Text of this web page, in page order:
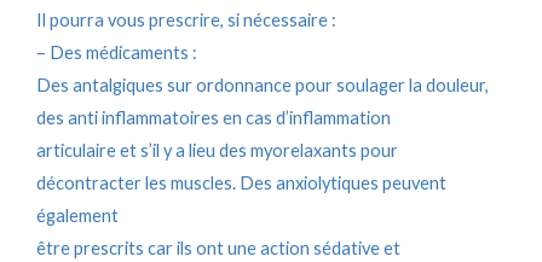
Il pourra vous prescrire, si nécessaire :
– Des médicaments :
Des antalgiques sur ordonnance pour soulager la douleur,
des anti inflammatoires en cas d’inflammation
articulaire et s’il y a lieu des myorelaxants pour
décontracter les muscles. Des anxiolytiques peuvent
également
être prescrits car ils ont une action sédative et